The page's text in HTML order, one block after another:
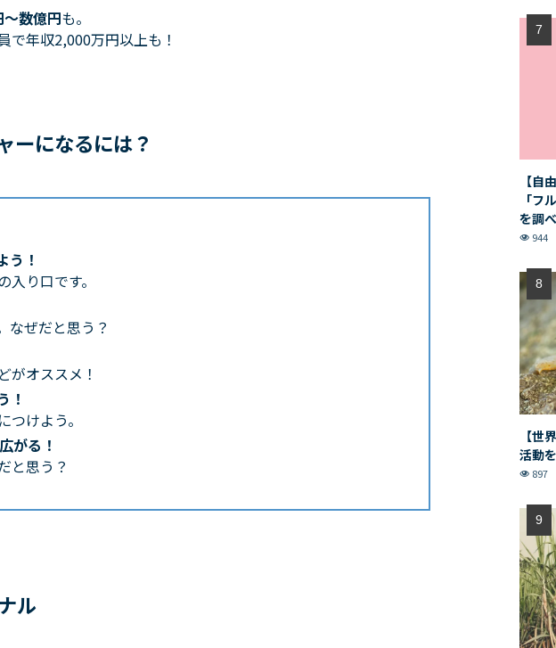
数億円も。
で年収2,000万円以上も！
ーになるには？
う！
り口です。
なぜだと思う？
がオススメ！
！
けよう。
がる！
と思う？
ル
【自
「フ
を調
944
【世
活動
897